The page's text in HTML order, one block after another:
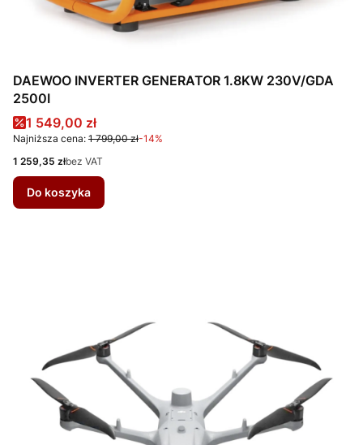
DAEWOO INVERTER GENERATOR 1.8KW 230V/GDA
2500I
Cena promocyjna
1 549,00 zł
Najniższa cena: 1 799,00 zł-14%
Cena
1 259,35 złbez VAT
Do koszyka